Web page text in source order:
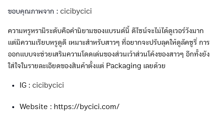
ขอบคุณภาพจาก : cicibycici
ความหรูหรามีระดับคือคำนิยามของแบรนด์นี้ ดีไซน์จะไม่ได้ดูเวอร์วังมาก
แต่มีความเรียบหรูดูดี เหมาะสำหรับสาวๆ ที่อยากจะปรับลุคให้ดูลัคชูรี่ การ
ออกแบบจะช่วยเสริมความโดดเด่นของส่วนเว้าส่วนโค้งของสาวๆ อีกทั้งยัง
ใส่ใจในรายละเอียดของสินค้าตั้งแต่ Packaging เลยด้วย
IG : cicibycici
Website : https://bycici.com/